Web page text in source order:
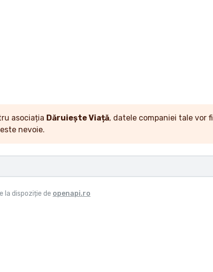
asociația Dăruiește Viață, datele companiei tale vor fi
nevoie.
la dispoziție de openapi.ro